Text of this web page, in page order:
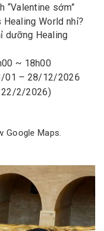
“Valentine sớm”
World nhỉ?
dưỡng Healing
~ 18h00
01 – 28/12/2026
22/2/2026)
Google Maps.